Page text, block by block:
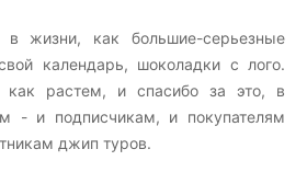
жизни, как большие-серьезные
календарь, шоколадки с лого.
растем, и спасибо за это, в
- и подписчикам, и покупателям
джип туров.